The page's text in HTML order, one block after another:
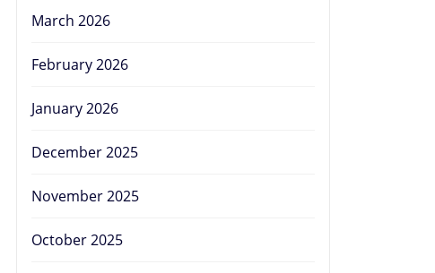
March 2026
February 2026
January 2026
December 2025
November 2025
October 2025